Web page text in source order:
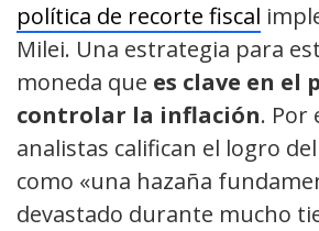
política de recorte fiscal
Milei. Una estrategia para
moneda que es clave en el
controlar la inflación. Por
analistas califican el logro
como «una hazaña
devastado durante mucho